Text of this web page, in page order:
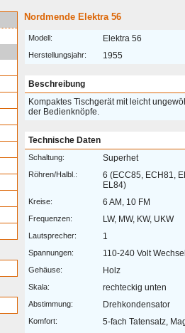
Nordmende Elektra 56
Modell: Elektra 56
Herstellungsjahr: 1955
Beschreibung
Kompaktes Tischgerät mit leicht
der Bedienknöpfe.
Technische Daten
Schaltung: Superhet
Röhren/Halbl.:
6 (ECC85, ECH81,
EL84)
Kreise: 6 AM, 10 FM
Frequenzen: LW, MW, KW, UKW
Lautsprecher: 1
Spannungen: 110-240 Volt
Gehäuse: Holz
Skala: rechteckig unten
Abstimmung: Drehkondensator
Komfort: 5-fach Tatensatz,